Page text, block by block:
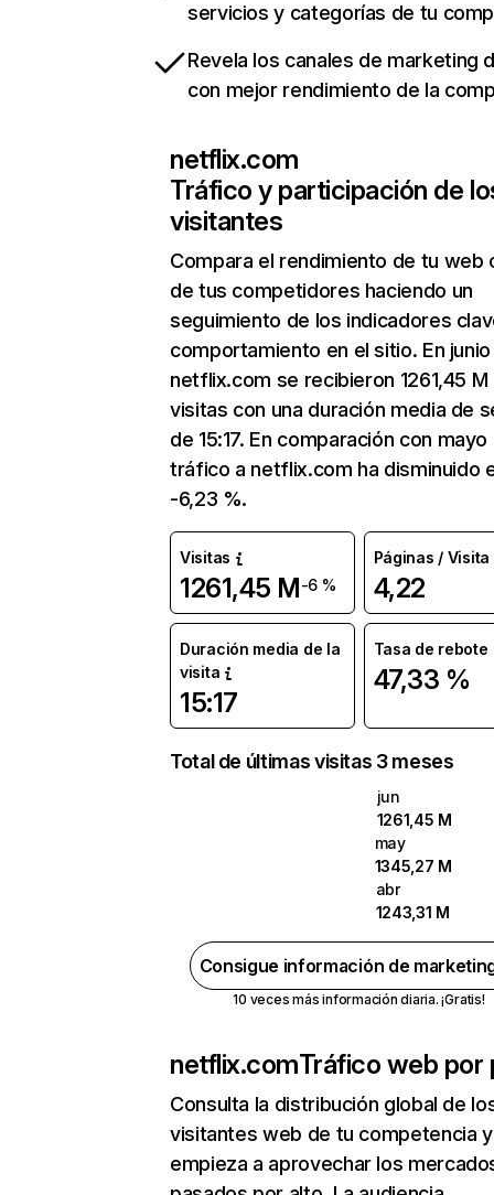
servicios y categorías de tu
Revela los canales de marketing
con mejor rendimiento de la
netflix.com
Tráfico y participación de
visitantes
Compara el rendimiento de tu web
de tus competidores haciendo un
seguimiento de los indicadores
comportamiento en el sitio. En junio
netflix.com se recibieron 1261,45 M
visitas con una duración media de
de 15:17. En comparación con mayo
tráfico a netflix.com ha disminuido
-6,23 %.
Visitas
1261,45 M-6 %
Páginas / Visita
4,22
Duración media de la
visita
15:17
Tasa de rebote
47,33 %
Total de últimas visitas 3 meses
jun
1261,45 M
may
1345,27 M
abr
1243,31 M
Consigue información de
10 veces más información diaria. ¡Gratis!
netflix.comTráfico web por
Consulta la distribución global de
visitantes web de tu competencia y
empieza a aprovechar los